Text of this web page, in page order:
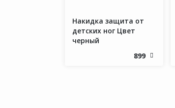
Накидка защита от
детских ног Цвет
черный
899